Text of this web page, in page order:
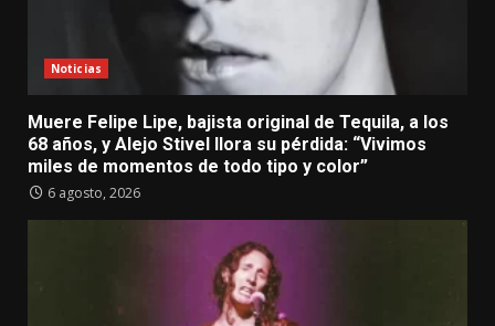
Noticias
Muere Felipe Lipe, bajista original de Tequila, a los
68 años, y Alejo Stivel llora su pérdida: “Vivimos
miles de momentos de todo tipo y color”
6 agosto, 2026